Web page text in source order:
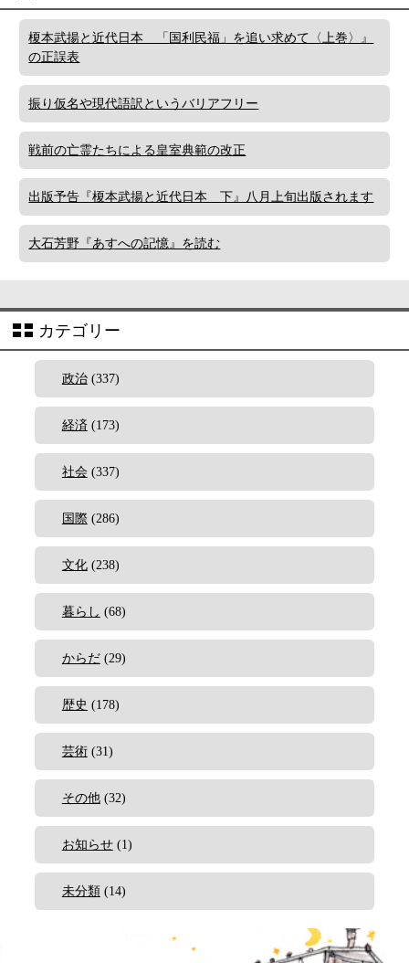
榎本武揚と近代日本 「国利民福」を追い求めて〈上巻〉』
の正誤表
振り仮名や現代語訳というバリアフリー
戦前の亡霊たちによる皇室典範の改正
出版予告『榎本武揚と近代日本 下』八月上旬出版されます
大石芳野『あすへの記憶』を読む
カテゴリー
政治(337)
経済(173)
社会(337)
国際 (286)
文化(238)
暮らし (68)
からだ(29)
歴史 (178)
芸術(31)
その他(32)
お知らせ(1)
未分類(14)